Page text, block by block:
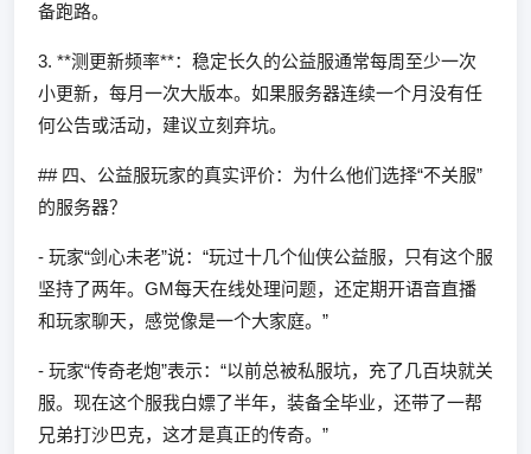
备跑路。
3. **测更新频率**：稳定长久的公益服通常每周至少一次
小更新，每月一次大版本。如果服务器连续一个月没有任
何公告或活动，建议立刻弃坑。
## 四、公益服玩家的真实评价：为什么他们选择“不关服”
的服务器？
- 玩家“剑心未老”说：“玩过十几个仙侠公益服，只有这个服
坚持了两年。GM每天在线处理问题，还定期开语音直播
和玩家聊天，感觉像是一个大家庭。”
- 玩家“传奇老炮”表示：“以前总被私服坑，充了几百块就关
服。现在这个服我白嫖了半年，装备全毕业，还带了一帮
兄弟打沙巴克，这才是真正的传奇。”